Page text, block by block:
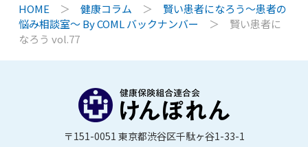
HOME ＞ 健康コラム ＞ 賢い患者になろう〜患者の
悩み相談室〜 By COML バックナンバー ＞ 賢い患者に
なろう vol.77
〒151-0051 東京都渋谷区千駄ヶ谷1-33-1